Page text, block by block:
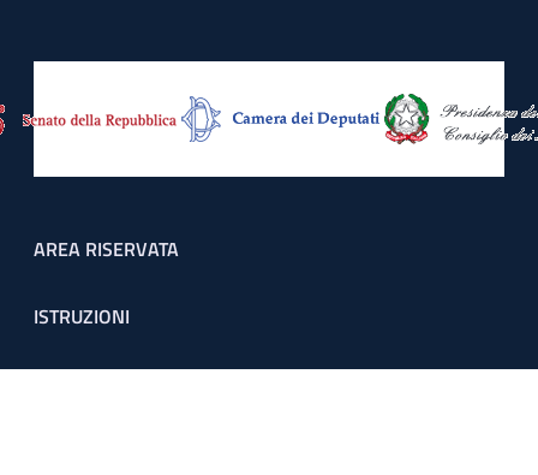
Footer menu
AREA RISERVATA
ISTRUZIONI